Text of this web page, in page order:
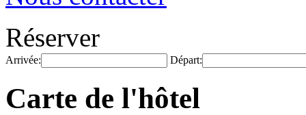
Réserver
Arrivée: Départ:
Carte de l'hôtel